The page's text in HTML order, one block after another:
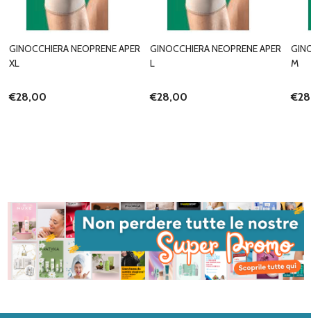
GINOCCHIERA NEOPRENE APER
XL
€28,00
GINOCCHIERA NEOPRENE APER
L
€28,00
M